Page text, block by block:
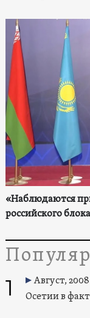
«Наблюдаются
российского
1
Август,
Осетии в